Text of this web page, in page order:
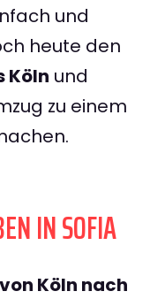
und
heute den
Köln und
zu einem
IN SOFIA
Köln nach